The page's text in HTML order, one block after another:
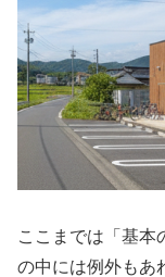
ここまでは「基本
の中には例外もあ